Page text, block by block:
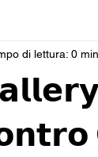
di lettura: 0 min